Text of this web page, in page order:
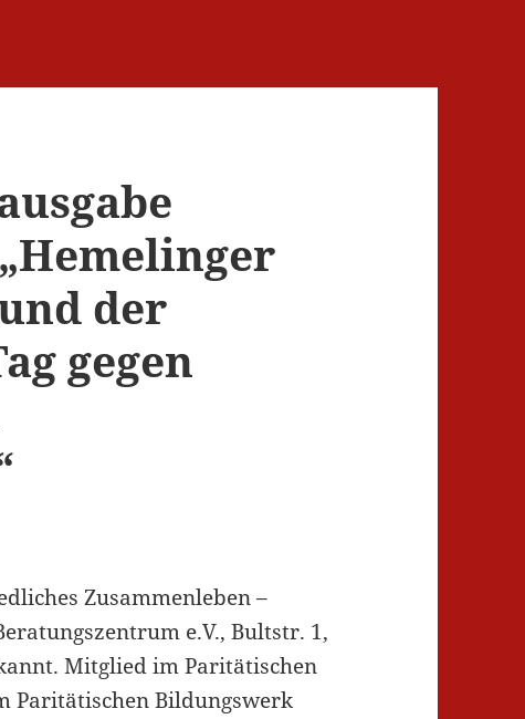
der
gegen
Zusammenleben –
e.V., Bultstr. 1,
Mitglied im Paritätischen
Paritätischen Bildungswerk